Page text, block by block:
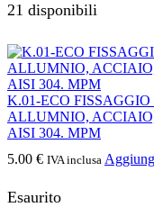
21 disponibili
K.01-ECO
ALLUMNIO,
AISI 304. MPM
5.00 € IVA inclusa
Esaurito